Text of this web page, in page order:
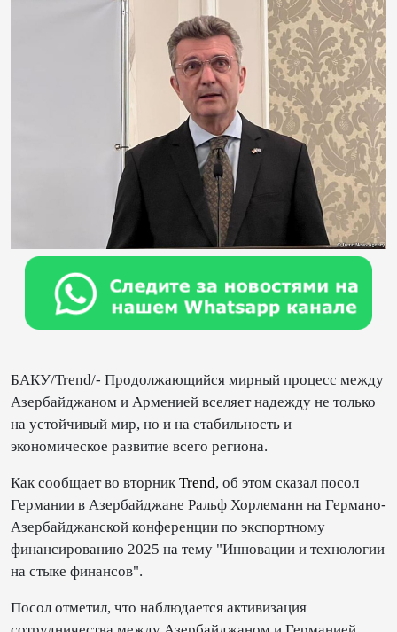
БАКУ/Trend/- Продолжающийся мирный процесс между
Азербайджаном и Арменией вселяет надежду не только
на устойчивый мир, но и на стабильность и
экономическое развитие всего региона.
Как сообщает во вторникTrend, об этом сказал посол
Германии в Азербайджане Ральф Хорлеманн на Германо-
Азербайджанской конференции по экспортному
финансированию 2025 на тему "Инновации и технологии
на стыке финансов".
Посол отметил, что наблюдается активизация